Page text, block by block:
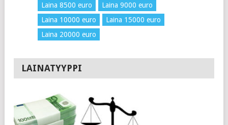
Laina 8500 euro
Laina 9000 euro
Laina 10000 euro
Laina 15000 euro
Laina 20000 euro
LAINATYYPPI